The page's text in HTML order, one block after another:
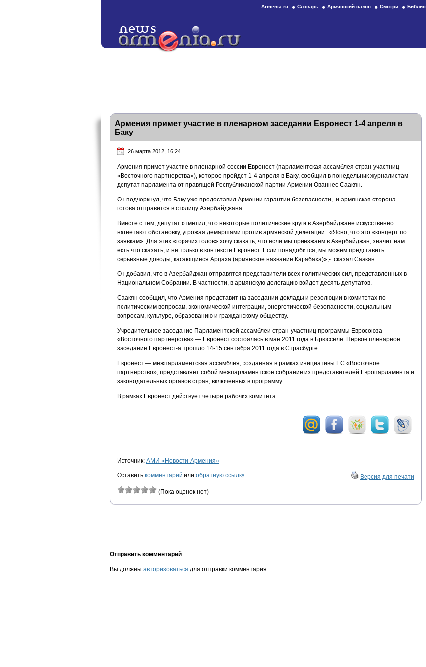
Armenia.ru Словарь Армянский салон Смотри Библия
Армения примет участие в пленарном заседании Евронест 1-4 апреля в
Баку
26 марта 2012, 16:24
Армения примет участие в пленарной сессии Евронест (парламентская ассамблея стран-участниц
«Восточного партнерства»), которое пройдет 1-4 апреля в Баку, сообщил в понедельник журналистам
депутат парламента от правящей Республиканской партии Армении Ованнес Саакян.
Он подчеркнул, что Баку уже предоставил Армении гарантии безопасности, и армянская сторона
готова отправится в столицу Азербайджана.
Вместе с тем, депутат отметил, что некоторые политические круги в Азербайджане искусственно
нагнетают обстановку, угрожая демаршами против армянской делегации. «Ясно, что это «концерт по
заявкам». Для этих «горячих голов» хочу сказать, что если мы приезжаем в Азербайджан, значит нам
есть что сказать, и не только в контексте Евронест. Если понадобится, мы можем представить
серьезные доводы, касающиеся Арцаха (армянское название Карабаха)»,- сказал Саакян.
Он добавил, что в Азербайджан отправятся представители всех политических сил, представленных в
Национальном Собрании. В частности, в армянскую делегацию войдет десять депутатов.
Саакян сообщил, что Армения представит на заседании доклады и резолюции в комитетах по
политическим вопросам, экономической интеграции, энергетической безопасности, социальным
вопросам, культуре, образованию и гражданскому обществу.
Учредительное заседание Парламентской ассамблеи стран-участниц программы Евросоюза
«Восточного партнерства» — Евронест состоялась в мае 2011 года в Брюсселе. Первое пленарное
заседание Евронест-а прошло 14-15 сентября 2011 года в Страсбурге.
Евронест — межпарламентская ассамблея, созданная в рамках инициативы ЕС «Восточное
партнерство», представляет собой межпарламентское собрание из представителей Европарламента и
законодательных органов стран, включенных в программу.
В рамках Евронест действует четыре рабочих комитета.
Источник: АМИ «Новости-Армения»
Оставить комментарий или обратную ссылку. Версия для печати
(Пока оценок нет)
Отправить комментарий
Вы должны авторизоваться для отправки комментария.